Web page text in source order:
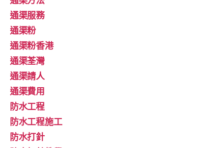
通渠服務
通渠粉
通渠粉香港
通渠荃灣
通渠請人
通渠費用
防水工程
防水工程施工
防水打針